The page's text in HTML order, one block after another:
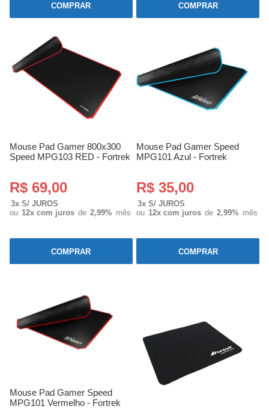
COMPRAR COMPRAR
Mouse Pad Gamer 800x300
Speed MPG103 RED - Fortrek
R$ 69,00
3x S/ JUROS
ou 12x com juros de 2,99% mês
COMPRAR
Mouse Pad Gamer Speed
MPG101 Azul - Fortrek
R$ 35,00
3x S/ JUROS
ou 12x com juros de 2,99% mês
COMPRAR
Mouse Pad Gamer Speed
MPG101 Vermelho - Fortrek